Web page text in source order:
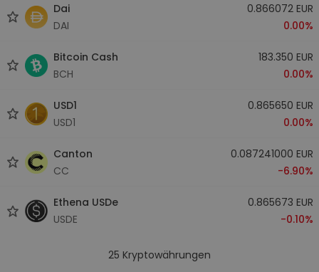
Dai
DAI
0.866072 EUR
0.00%
Bitcoin Cash
BCH
183.350 EUR
0.00%
USD1
USD1
0.865650 EUR
0.00%
Canton
CC
0.087241000 EUR
-6.90%
Ethena USDe
USDE
0.865673 EUR
-0.10%
25 Kryptowährungen